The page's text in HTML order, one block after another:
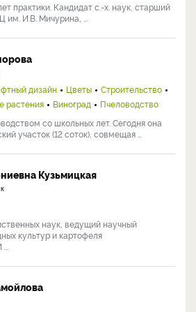
практики. Кандидат с.-х. наук, старший
им. И.В. Мичурина, ...
дизайн Цветы
Строительство
растения Виноград
Пчеловодство
со школьных лет. Сегодня она
участок (12 соток), совмещая ...
Кузьмицкая
наук, ведущий научный
культур и картофеля